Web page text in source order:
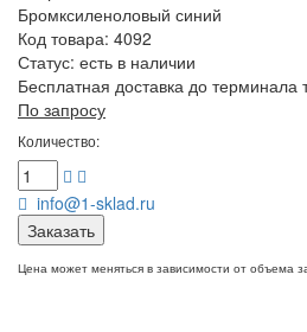
Бромксиленоловый синий
Код товара: 4092
Статус: есть в наличии
Бесплатная доставка до терминала
По запросу
Количество:
info@1-sklad.ru
Заказать
Цена может меняться в зависимости от объема